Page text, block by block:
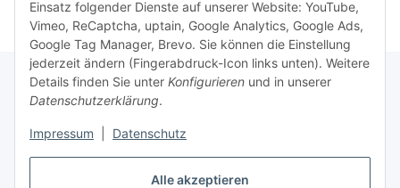
Alle akzeptieren
Einsatz folgender Dienste auf unserer Website: YouTube,
Vimeo, ReCaptcha, uptain, Google Analytics, Google Ads,
Google Tag Manager, Brevo. Sie können die Einstellung
jederzeit ändern (Fingerabdruck-Icon links unten). Weitere
Details finden Sie unter Konfigurieren und in unserer
Datenschutzerklärung.
Impressum Datenschutz